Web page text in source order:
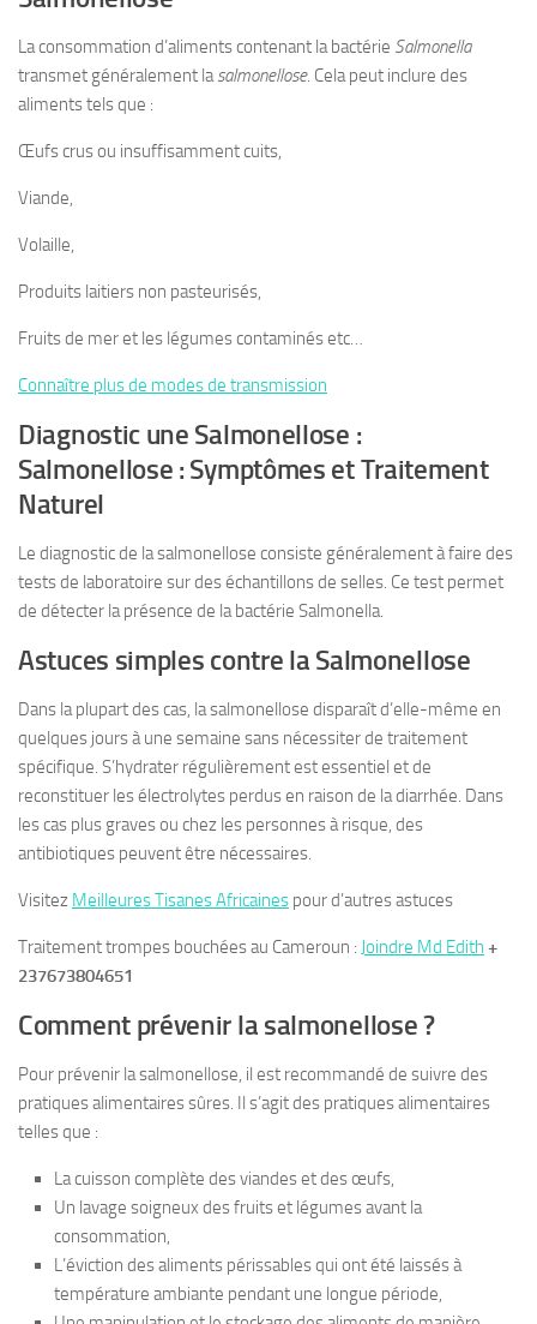
La consommation d’aliments contenant la bactérie Salmonella
transmet généralement lasalmonellose. Cela peut inclure des
aliments tels que :
Œufs crus ou insuffisamment cuits,
Viande,
Volaille,
Produits laitiers non pasteurisés,
Fruits de mer et les légumes contaminés etc…
Connaître plus de modes de transmission
Diagnostic une Salmonellose :
Salmonellose : Symptômes et Traitement
Naturel
Le diagnostic de la salmonellose consiste généralement à faire des
tests de laboratoire sur des échantillons de selles. Ce test permet
de détecter la présence de la bactérie Salmonella.
Astuces simples contre la Salmonellose
Dans la plupart des cas, la salmonellose disparaît d’elle-même en
quelques jours à une semaine sans nécessiter de traitement
spécifique. S’hydrater régulièrement est essentiel et de
reconstituer les électrolytes perdus en raison de la diarrhée. Dans
les cas plus graves ou chez les personnes à risque, des
antibiotiques peuvent être nécessaires.
Visitez Meilleures Tisanes Africaines pour d’autres astuces
Traitement trompes bouchées au Cameroun : Joindre Md Edith +
237673804651
Comment prévenir la salmonellose ?
Pour prévenir la salmonellose, il est recommandé de suivre des
pratiques alimentaires sûres. Il s’agit des pratiques alimentaires
telles que :
La cuisson complète des viandes et des œufs,
Un lavage soigneux des fruits et légumes avant la
consommation,
L’éviction des aliments périssables qui ont été laissés à
température ambiante pendant une longue période,